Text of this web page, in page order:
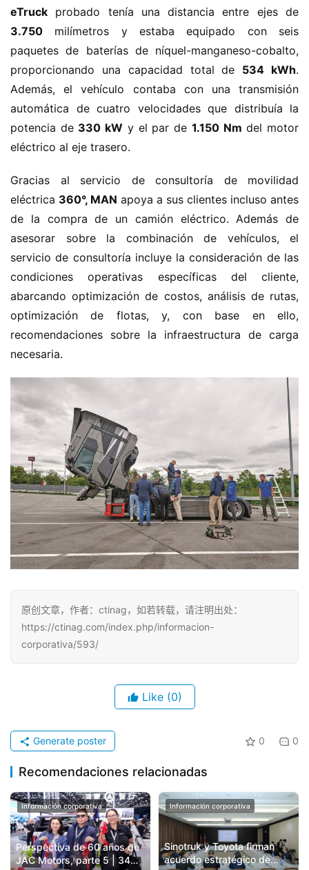
C
a
m
i
ó
e
n
e
v
a
e
r
g
í
a
Sign in Sign up
eTruck
3.750 milímetros y estaba equipado con seis
paquetes de baterías de níquel-manganeso-cobalto,
proporcionando una capacidad total de 534 kWh.
Además, el vehículo contaba con una transmisión
automática de cuatro velocidades que distribuía la
potencia de 330 kW y el par de 1.150 Nm del motor
eléctrico al eje trasero.
Gracias al servicio de consultoría de movilidad
eléctrica 360°, MAN apoya a sus clientes incluso antes
de la compra de un camión eléctrico. Además de
asesorar sobre la combinación de vehículos, el
servicio de consultoría incluye la consideración de las
condiciones operativas específicas del cliente,
abarcando optimización de costos, análisis de rutas,
optimización de flotas, y, con base en ello,
recomendaciones sobre la infraestructura de carga
necesaria.
原创文章，作者：ctinag，如若转载，请注明出处：
https://ctinag.com/index.php/informacion-
corporativa/593/
Like (0)
0 0
Generate poster
Recomendaciones relacionadas
Perspectiva de 60 años de
JAC Motors, parte 5 | 34
Información corporativa
Sinotruk y Toyota firman
acuerdo estratégico de
Información corporativa